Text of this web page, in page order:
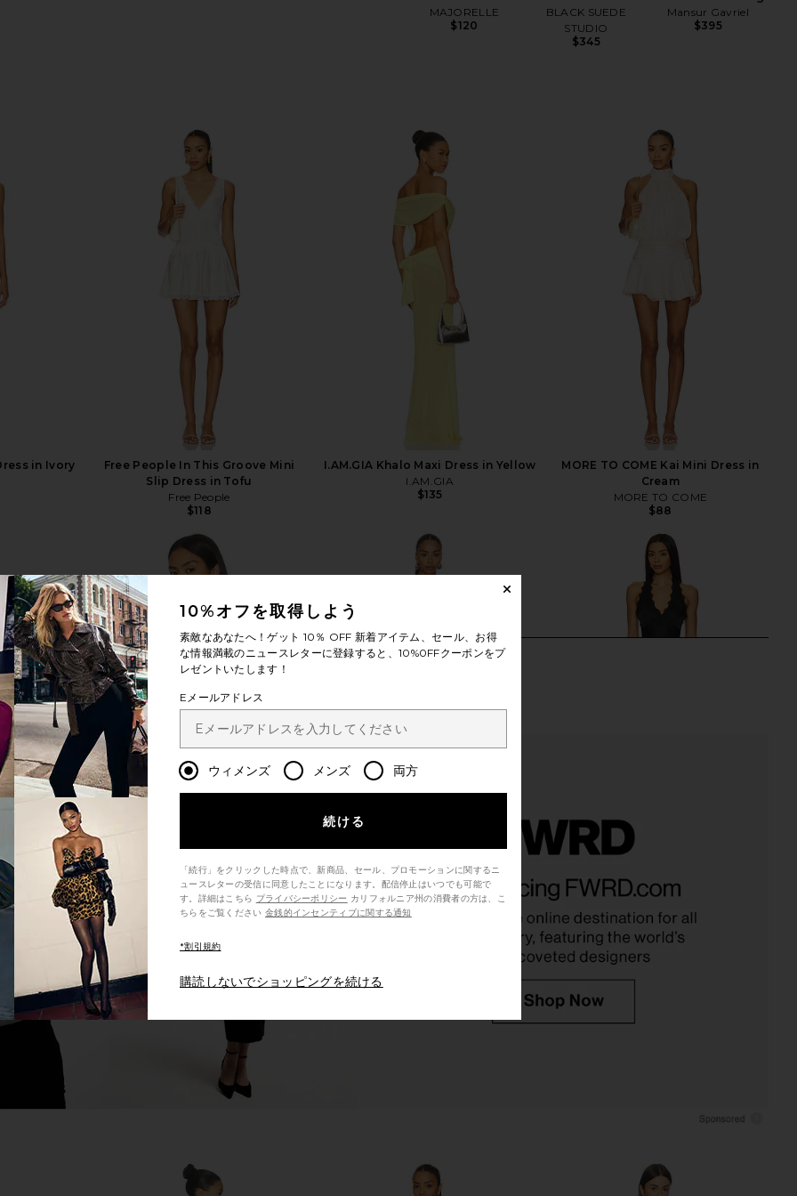
MAJORELLE
$120
BLACK SUEDE
STUDIO
$345
Mansur Gavriel
$395
in Ivory
Free People In This Groove Mini
Slip Dress in Tofu
Free People
$118
I.AM.GIA Khalo Maxi Dress in Yellow
I.AM.GIA
$135
MORE TO COME Kai Mini Dress in
Cream
MORE TO COME
$88
in Ivory
Jaded London Draped Lace Up
Corset Top in Sand
Jaded London
$170
L'Academie Lillie Mini Dress in
Powder Pink
L'Academie
Onyx
$79
もっと見る
10%オフを取得しよう
素敵なあなたへ！ゲット 10％ OFF 新着アイテム、セール、お得
な情報満載のニュースレターに登録すると、10%0FFクーポンをプ
レゼントいたします！
Eメールアドレス
ウィメンズ メンズ 両方
続ける
「続行」をクリックした時点で、新商品、セール、プロモーションに関するニ
ュースレターの受信に同意したことになります。配信停止はいつでも可能で
す。詳細はこちら プライバシーポリシー
ちらをご覧ください 金銭的インセンティブに関する通知
*割引規約
購読しないでショッピングを続ける